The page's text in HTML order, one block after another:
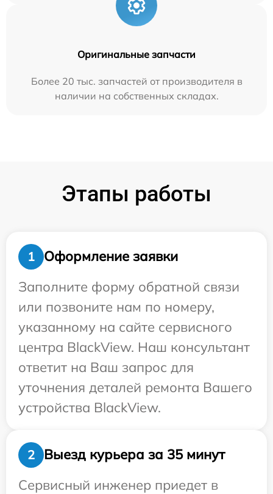
Оригинальные запчасти
Более 20 тыс. запчастей от производителя в
наличии на собственных складах.
Этапы работы
1
Оформление заявки
Заполните форму обратной связи
или позвоните нам по номеру,
указанному на сайте сервисного
центра BlackView. Наш консультант
ответит на Ваш запрос для
уточнения деталей ремонта Вашего
устройства BlackView.
2
Выезд курьера за 35 минут
Сервисный инженер приедет в